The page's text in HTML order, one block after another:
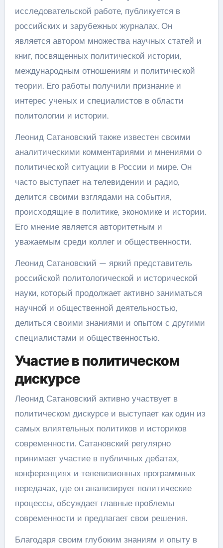
исследовательской работе, публикуется в
российских и зарубежных журналах. Он
является автором множества научных статей и
книг, посвященных политической истории,
международным отношениям и политической
теории. Его работы получили признание и
интерес ученых и специалистов в области
политологии и истории.
Леонид Сатановский также известен своими
аналитическими комментариями и мнениями о
политической ситуации в России и мире. Он
часто выступает на телевидении и радио,
делится своими взглядами на события,
происходящие в политике, экономике и истории.
Его мнение является авторитетным и
уважаемым среди коллег и общественности.
Леонид Сатановский — яркий представитель
российской политологической и исторической
науки, который продолжает активно заниматься
научной и общественной деятельностью,
делиться своими знаниями и опытом с другими
специалистами и общественностью.
Участие в политическом
дискурсе
Леонид Сатановский активно участвует в
политическом дискурсе и выступает как один из
самых влиятельных политиков и историков
современности. Сатановский регулярно
принимает участие в публичных дебатах,
конференциях и телевизионных программных
передачах, где он анализирует политические
процессы, обсуждает главные проблемы
современности и предлагает свои решения.
Благодаря своим глубоким знаниям и опыту в